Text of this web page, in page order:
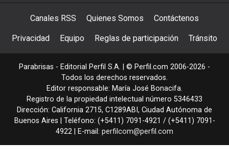
Canales RSS Quienes Somos Contáctenos
Privacidad Equipo Reglas de participación Tránsito
Parabrisas - Editorial Perfil S.A. | © Perfil.com 2006-2026 -
Todos los derechos reservados.
Editor responsable: María José Bonacifa.
Registro de la propiedad intelectual número 5346433
Dirección: California 2715, C1289ABI , Ciudad Autónoma de
Buenos Aires | Teléfono: (+5411) 7091-4921 / (+5411) 7091-
4922 | E-mail: perfilcom@perfil.com